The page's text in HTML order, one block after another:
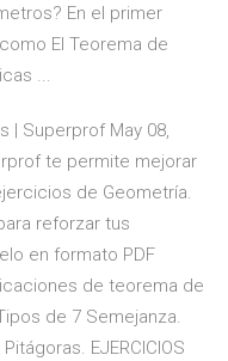
En el primer
El Teorema de
...
| Superprof May 08,
te permite mejorar
de Geometría.
reforzar tus
en formato PDF
de teorema de
de 7 Semejanza.
EJERCICIOS